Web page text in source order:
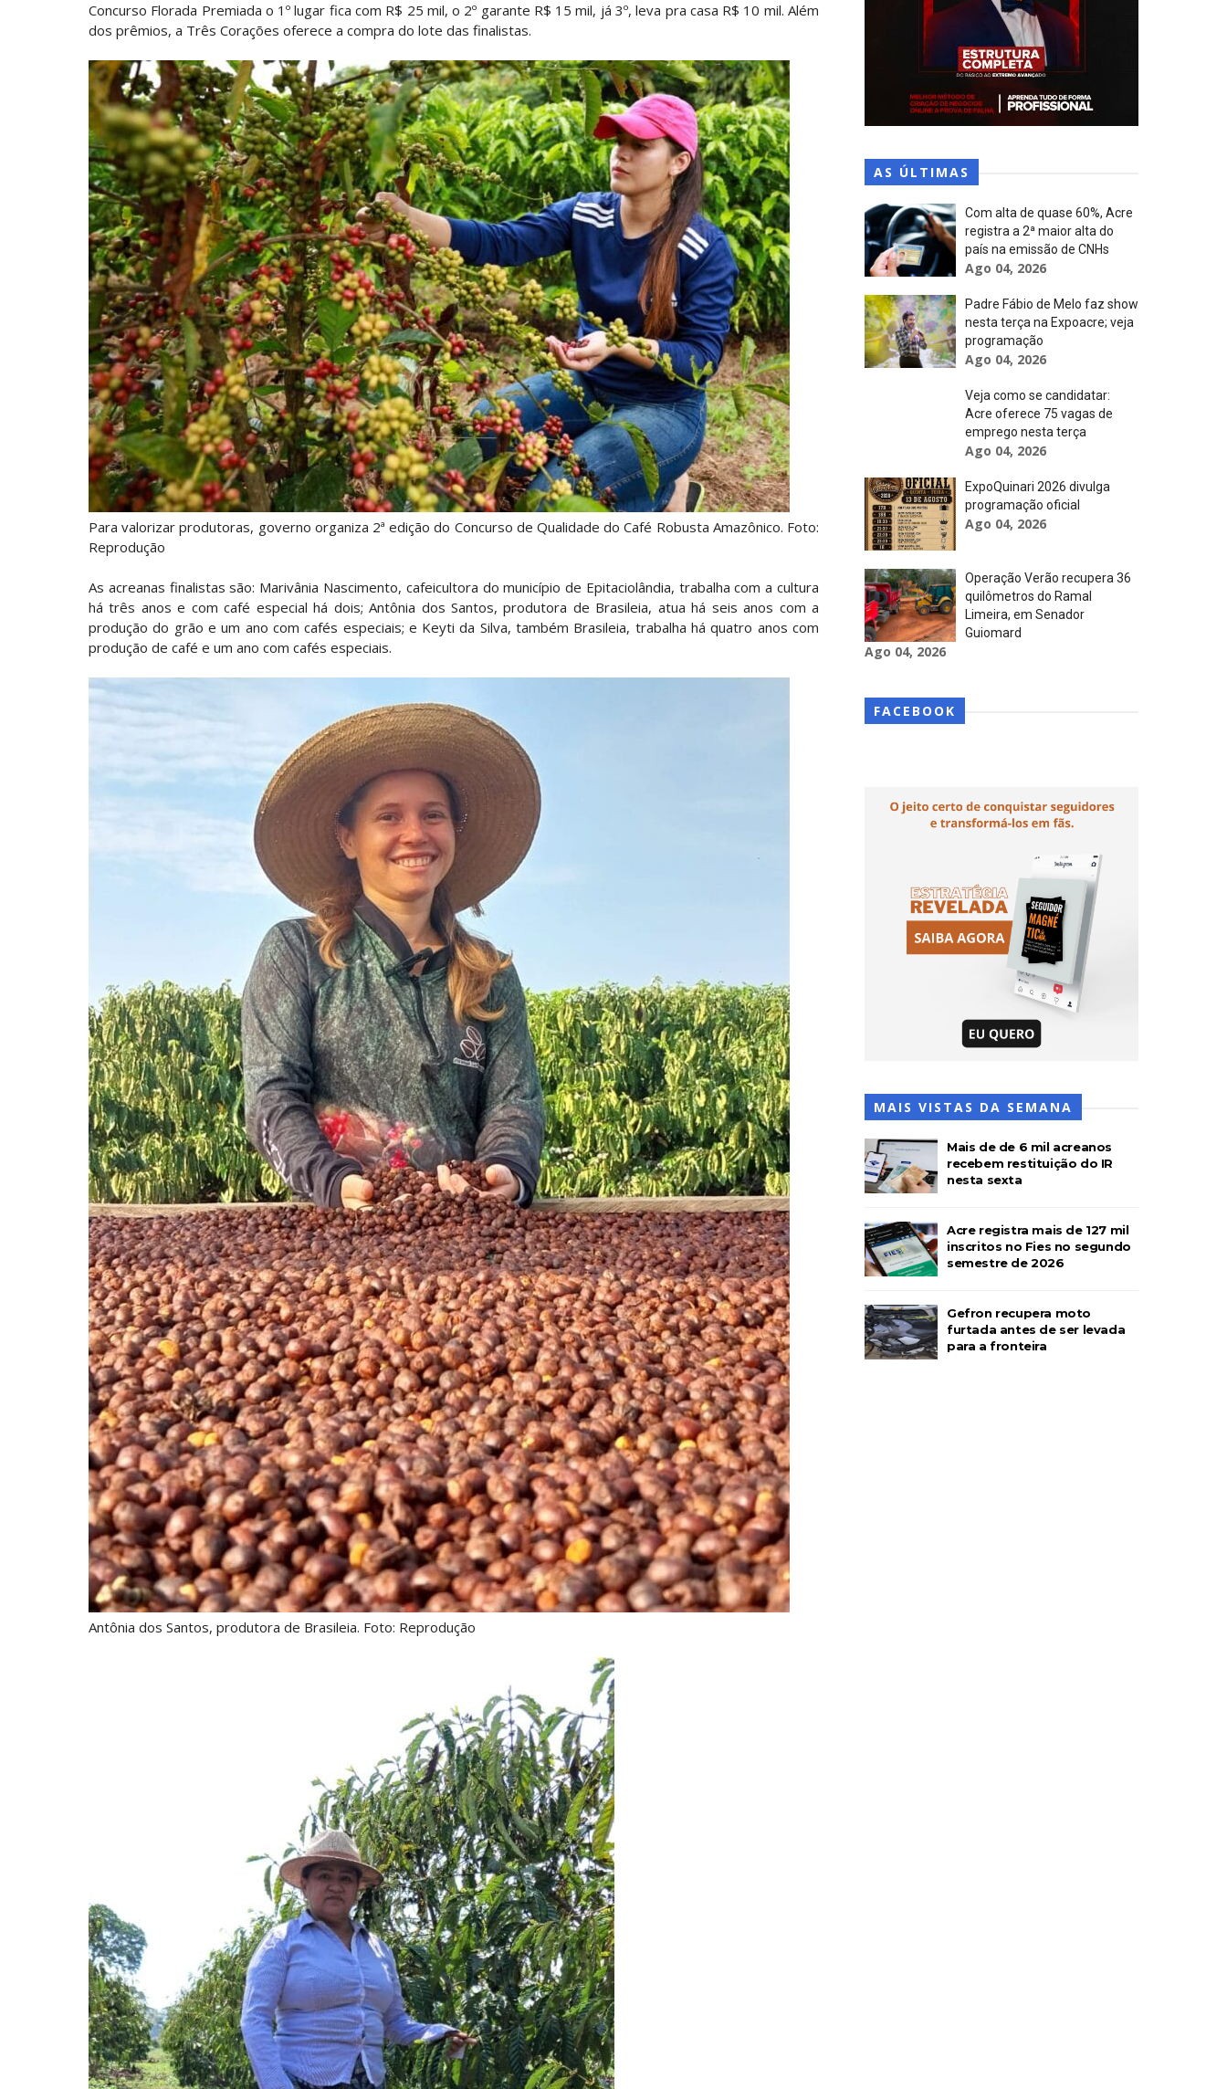
Concurso Florada Premiada o 1º lugar fica com R$ 25 mil, o 2º garante R$ 15 mil, já 3º, leva pra casa R$ 10 mil. Além
dos prêmios, a Três Corações oferece a compra do lote das finalistas.
Para valorizar produtoras, governo organiza 2ª edição do Concurso de Qualidade do Café Robusta Amazônico. Foto:
Reprodução
As acreanas finalistas são: Marivânia Nascimento, cafeicultora do município de Epitaciolândia, trabalha com a cultura
há três anos e com café especial há dois; Antônia dos Santos, produtora de Brasileia, atua há seis anos com a
produção do grão e um ano com cafés especiais; e Keyti da Silva, também Brasileia, trabalha há quatro anos com
produção de café e um ano com cafés especiais.
Antônia dos Santos, produtora de Brasileia. Foto: Reprodução
AS ÚLTIMAS
Com alta de quase 60%, Acre
registra a 2ª maior alta do
país na emissão de CNHs
Ago 04, 2026
Padre Fábio de Melo faz show
nesta terça na Expoacre; veja
programação
Ago 04, 2026
Veja como se candidatar:
Acre oferece 75 vagas de
emprego nesta terça
Ago 04, 2026
ExpoQuinari 2026 divulga
programação oficial
Ago 04, 2026
Operação Verão recupera 36
quilômetros do Ramal
Limeira, em Senador
Guiomard
Ago 04, 2026
FACEBOOK
MAIS VISTAS DA SEMANA
Mais de de 6 mil acreanos
recebem restituição do IR
nesta sexta
Acre registra mais de 127 mil
inscritos no Fies no segundo
semestre de 2026
Gefron recupera moto
furtada antes de ser levada
para a fronteira